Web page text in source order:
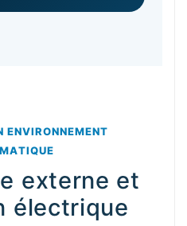
ENVIRONNEMENT
externe et
électrique